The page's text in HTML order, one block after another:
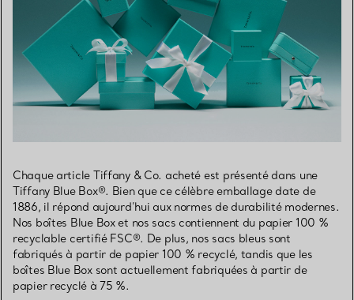
Chaque article Tiffany & Co. acheté est présenté dans une
Tiffany Blue Box®. Bien que ce célèbre emballage date de
1886, il répond aujourd’hui aux normes de durabilité modernes.
Nos boîtes Blue Box et nos sacs contiennent du papier 100 %
recyclable certifié FSC®. De plus, nos sacs bleus sont
fabriqués à partir de papier 100 % recyclé, tandis que les
boîtes Blue Box sont actuellement fabriquées à partir de
papier recyclé à 75 %.